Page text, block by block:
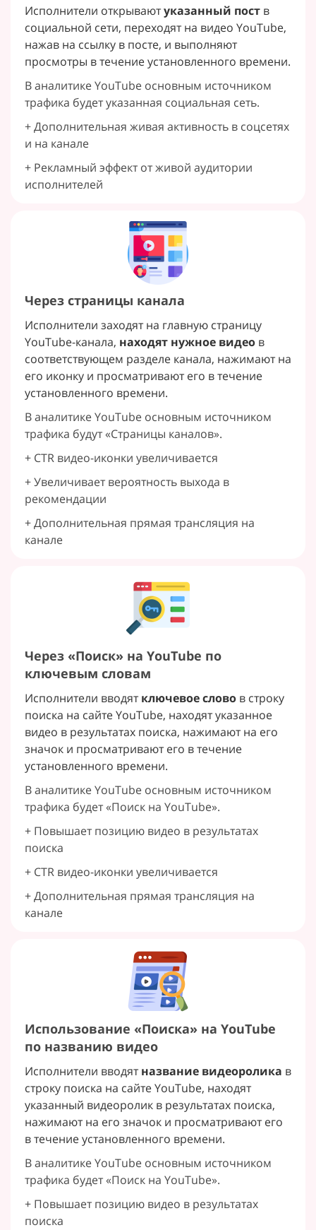
Исполнители открываютуказанный пост в
социальной сети, переходят на видео YouTube,
нажав на ссылку в посте, и выполняют
просмотры в течение установленного времени.
В аналитике YouTube основным источником
трафика будет указанная социальная сеть.
+ Дополнительная живая активность в соцсетях
и на канале
+ Рекламный эффект от живой аудитории
исполнителей
Через страницы канала
Исполнители заходят на главную страницу
YouTube-канала, находят нужное видео в
соответствующем разделе канала, нажимают на
его иконку и просматривают его в течение
установленного времени.
В аналитике YouTube основным источником
трафика будут «Страницы каналов».
+ CTR видео-иконки увеличивается
+ Увеличивает вероятность выхода в
рекомендации
+ Дополнительная прямая трансляция на
канале
Через «Поиск» на YouTube по
ключевым словам
Исполнители вводят ключевое слово в строку
поиска на сайте YouTube, находят указанное
видео в результатах поиска, нажимают на его
значок и просматривают его в течение
установленного времени.
В аналитике YouTube основным источником
трафика будет «Поиск на YouTube».
+ Повышает позицию видео в результатах
поиска
+ CTR видео-иконки увеличивается
+ Дополнительная прямая трансляция на
канале
Использование «Поиска» на YouTube
по названию видео
Исполнители вводят название видеоролика в
строку поиска на сайте YouTube, находят
указанный видеоролик в результатах поиска,
нажимают на его значок и просматривают его
в течение установленного времени.
В аналитике YouTube основным источником
трафика будет «Поиск на YouTube».
+ Повышает позицию видео в результатах
поиска